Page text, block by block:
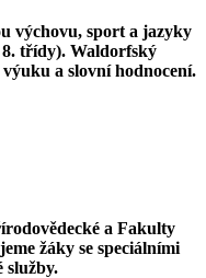
výchovu, sport a jazyky
třídy). Waldorfský
a slovní hodnocení.
a Fakulty
žáky se speciálními
služby.